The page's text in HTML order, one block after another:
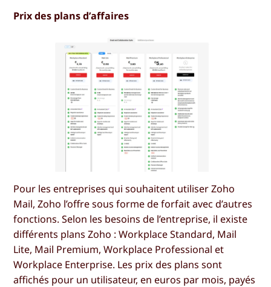
Prix des plans d’affaires
Pour les entreprises qui souhaitent utiliser Zoho
Mail, Zoho l’offre sous forme de forfait avec d’autres
fonctions. Selon les besoins de l’entreprise, il existe
différents plans Zoho : Workplace Standard, Mail
Lite, Mail Premium, Workplace Professional et
Workplace Enterprise. Les prix des plans sont
affichés pour un utilisateur, en euros par mois, payés